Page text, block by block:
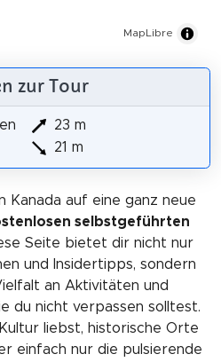
MapLibre
zur Tour
23 m
21 m
Kanada auf eine ganz neue
selbstgeführten
Seite bietet dir nicht nur
und Insidertipps, sondern
an Aktivitäten und
du nicht verpassen solltest.
liebst, historische Orte
einfach nur die pulsierende